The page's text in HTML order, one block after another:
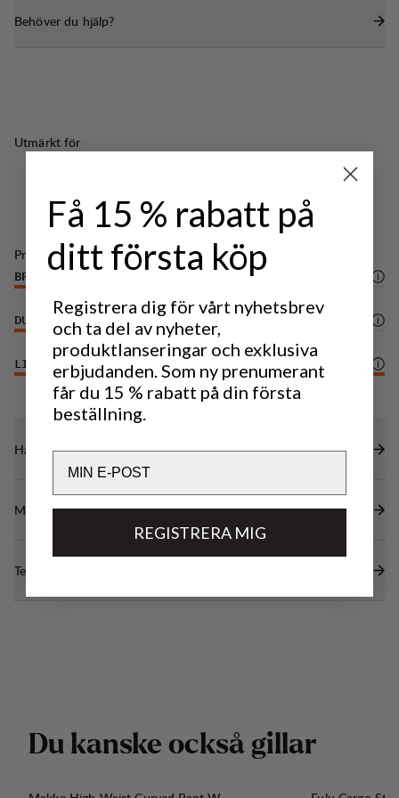
Behöver du hjälp?
Utmärkt för
Prestanda
BREATHABILITY
DURABILITY /6
LIGHTWEIGHT 6
Hållbarhetsegenskaper
Material
Tekniska specifikationer
Du kanske också gillar
Få 15 % rabatt på
ditt första köp
Registrera dig för vårt nyhetsbrev
och ta del av nyheter,
produktlanseringar och exklusiva
erbjudanden. Som ny prenumerant
får du 15 % rabatt på din första
beställning.
REGISTRERA MIG